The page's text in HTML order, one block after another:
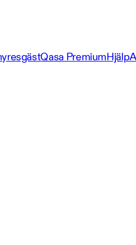
Qasa PremiumHjälp